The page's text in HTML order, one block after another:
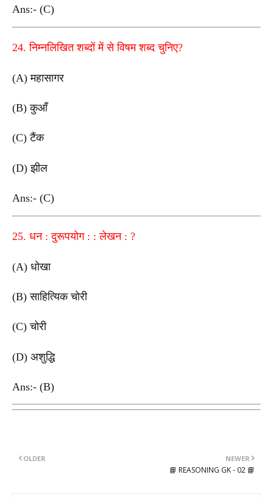
Ans:- (C)
24. निम्नलिखित शब्दों में से विषम शब्द चुनिए?
(A) महासागर
(B) कुआँ
(C) टैंक
(D) झील
Ans:- (C)
25. धन : दुरूपयोग : : लेखन : ?
(A) धोखा
(B) साहित्यिक चोरी
(C) चोरी
(D) अशुद्धि
Ans:- (B)
NEWER
📘 REASONING GK - 02 📘
OLDER